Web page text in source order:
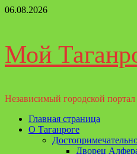
Перейти
06.08.2026
Мой
Независимый городской портал
Основное
меню
Главная страница
О Таганроге
Дворец